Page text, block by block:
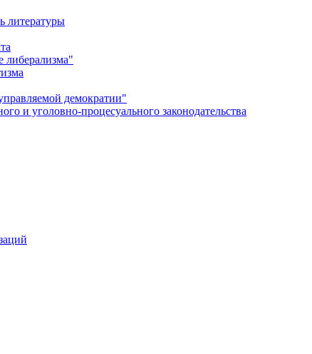
литературы
либерализма"
демократии"
и уголовно-процесуального законодательства